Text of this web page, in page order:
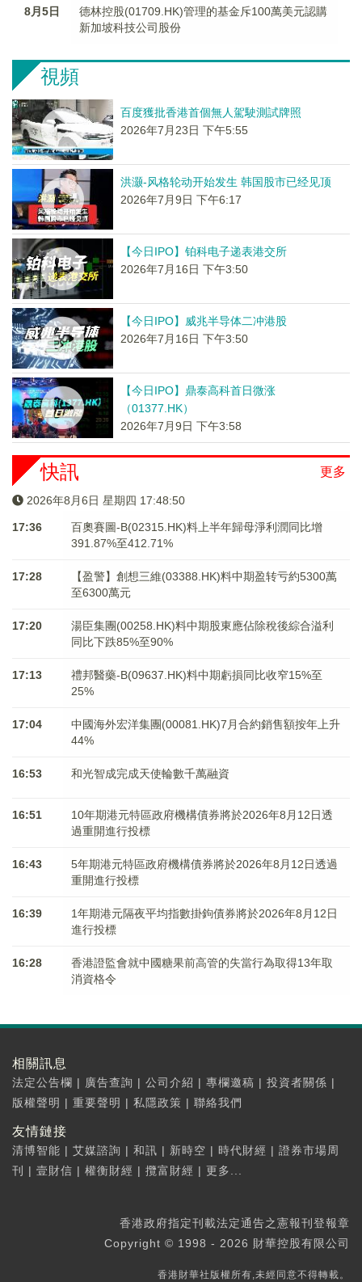
8月5日
德林控股(01709.HK)管理的基金斥100萬美元認購
新加坡科技公司股份
視頻
百度獲批香港首個無人駕駛測試牌照
2026年7月23日 下午5:55
洪灏-风格轮动开始发生 韩国股市已经见顶
2026年7月9日 下午6:17
【今日IPO】铂科电子递表港交所
2026年7月16日 下午3:50
【今日IPO】威兆半导体二冲港股
2026年7月16日 下午3:50
【今日IPO】鼎泰高科首日微涨
（01377.HK）
2026年7月9日 下午3:58
更多
快訊
2026年8月6日 星期四 17:48:50
17:36
百奧賽圖-B(02315.HK)料上半年歸母淨利潤同比增
391.87%至412.71%
17:28
【盈警】創想三維(03388.HK)料中期盈转亏約5300萬
至6300萬元
17:20
湯臣集團(00258.HK)料中期股東應佔除稅後綜合溢利
同比下跌85%至90%
17:13
禮邦醫藥-B(09637.HK)料中期虧損同比收窄15%至
25%
17:04
中國海外宏洋集團(00081.HK)7月合約銷售額按年上升
44%
16:53 和光智成完成天使輪數千萬融資
16:51
10年期港元特區政府機構債券將於2026年8月12日透
過重開進行投標
16:43
5年期港元特區政府機構債券將於2026年8月12日透過
重開進行投標
16:39
1年期港元隔夜平均指數掛鉤債券將於2026年8月12日
進行投標
16:28
香港證監會就中國糖果前高管的失當行為取得13年取
消資格令
相關訊息
法定公告欄 | 廣告查詢 | 公司介紹 | 專欄邀稿 | 投資者關係 |
版權聲明 | 重要聲明 | 私隱政策 | 聯絡我們
友情鏈接
清博智能 | 艾媒諮詢 | 和訊 | 新時空 | 時代財經 | 證券市場周
刊
| 壹財信 | 權衡財經 | 攬富財經 | 更多...
香港政府指定刊載法定通告之憲報刊登報章
Copyright © 1998 - 2026 財華控股有限公司
香港財華社版權所有,未經同意不得轉載。